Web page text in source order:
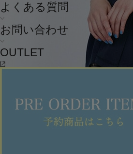
よくある質問
お問い合わせ
OUTLET
GREEN